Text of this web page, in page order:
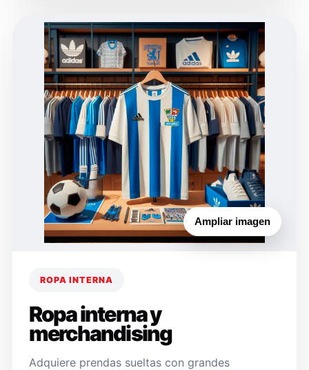
Ampliar imagen
ROPA INTERNA
Ropa interna y
merchandising
Adquiere prendas sueltas con grandes